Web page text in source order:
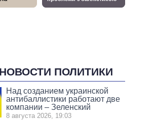
ПОЛИТИКИ
Над созданием украинской
антибаллистики работают две
компании – Зеленский
8 августа 2026, 19:03